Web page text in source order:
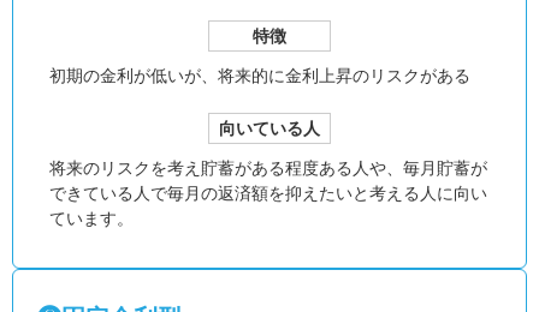
特徴
初期の金利が低いが、 将来的に金利上昇のリスクがある
向いている人
将来のリスクを考え貯蓄がある程度ある人や、毎月貯蓄が
できている人で毎月の返済額を抑えたいと考える人に向い
ています。